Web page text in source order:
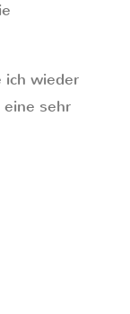
ich wieder
eine sehr